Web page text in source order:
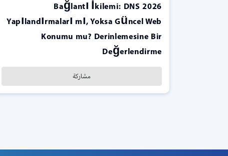
2026 Bağlantı İkilemi: DNS
Yapılandırmaları mı, Yoksa Güncel Web
Konumu mu? Derinlemesine Bir
Değerlendirme
مشاركة